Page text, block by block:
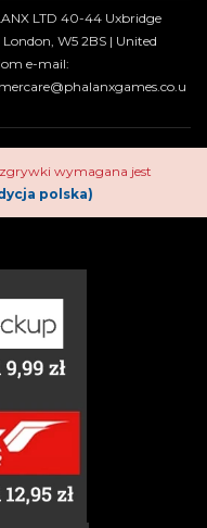
LTD 40-44 Uxbridge
London, W5 2BS | United
e-mail:
wymagana jest
polska)